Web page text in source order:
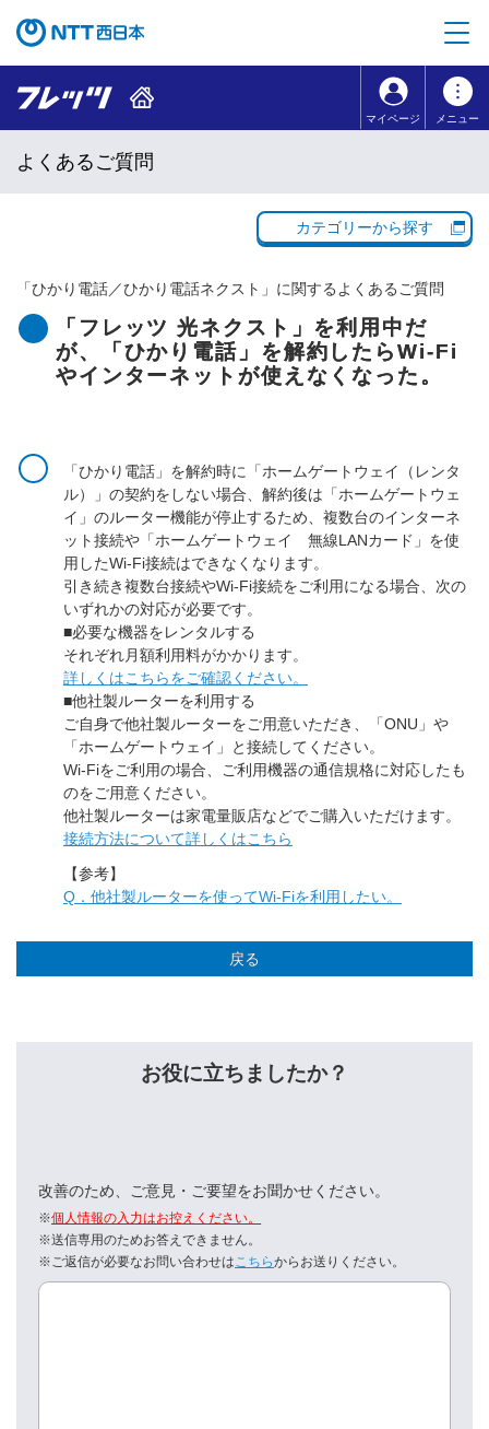
コンテンツのリンクナビゲーションへ移動
マイページ メニュー
よくあるご質問
カテゴリーから探す
「ひかり電話／ひかり電話ネクスト 」に関するよくあるご質問
「フレッツ 光ネクスト」を利用中だ
が、「ひかり電話」を解約したらWi-Fi
やインターネットが使えなくなった。
「ひかり電話」を解約時に「ホームゲートウェイ（レンタ
ル）」の契約をしない場合、解約後は「ホームゲートウェ
イ」のルーター機能が停止するため、複数台のインターネ
ット接続や「ホームゲートウェイ 無線LANカード」を使
用したWi-Fi接続はできなくなります。
引き続き複数台接続やWi-Fi接続をご利用になる場合、次の
いずれかの対応が必要です。
■必要な機器をレンタルする
それぞれ月額利用料がかかります。
詳しくはこちらをご確認ください。
■他社製ルーターを利用する
ご自身で他社製ルーターをご用意いただき、「ONU」や
「ホームゲートウェイ」と接続してください。
Wi-Fiをご利用の場合、ご利用機器の通信規格に対応したも
のをご用意ください。
他社製ルーターは家電量販店などでご購入いただけます。
接続方法について詳しくはこちら
【参考】
Q．他社製ルーターを使ってWi-Fiを利用したい。
戻る
お役に立ちましたか？
改善のため、ご意見・ご要望をお聞かせください。
※個人情報の入力はお控えください。
※送信専用のためお答えできません。
※ご返信が必要なお問い合わせはこちらからお送りください。